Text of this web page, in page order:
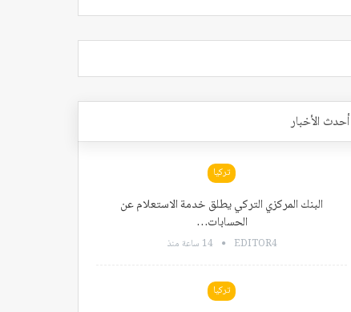
أحدث الأخبار
تركيا
البنك المركزي التركي يطلق خدمة الاستعلام عن
الحسابات…
EDITOR4 14 ساعة منذ
تركيا